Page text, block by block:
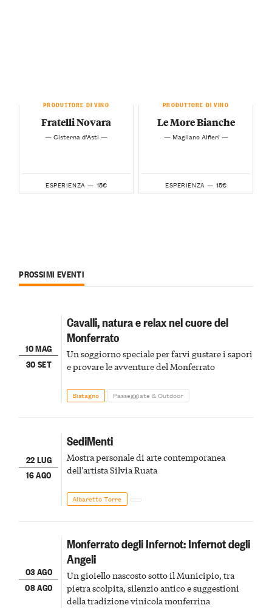
PRODUTTORE DI VINO
Fratelli Novara
— Cisterna d’Asti —
ESPERIENZA — 15€
PRODUTTORE DI VINO
Le More Bianche
— Magliano Alfieri —
ESPERIENZA — 15€
PROSSIMI EVENTI
10 MAG
30 SET
Cavalli, natura e relax nel cuore del
Monferrato
Un soggiorno speciale per farvi gustare i sapori
e provare le avventure del Monferrato
Bistagno Passeggiate & Outdoor
22 LUG
16 AGO
SediMenti
Mostra personale di arte contemporanea
dell'artista Silvia Ruata
Albaretto Torre
03 AGO
08 AGO
Monferrato degli Infernot: Infernot degli
Angeli
Un gioiello nascosto sotto il Municipio, tra
pietra scolpita, silenzio antico e suggestioni
della tradizione vinicola monferrina